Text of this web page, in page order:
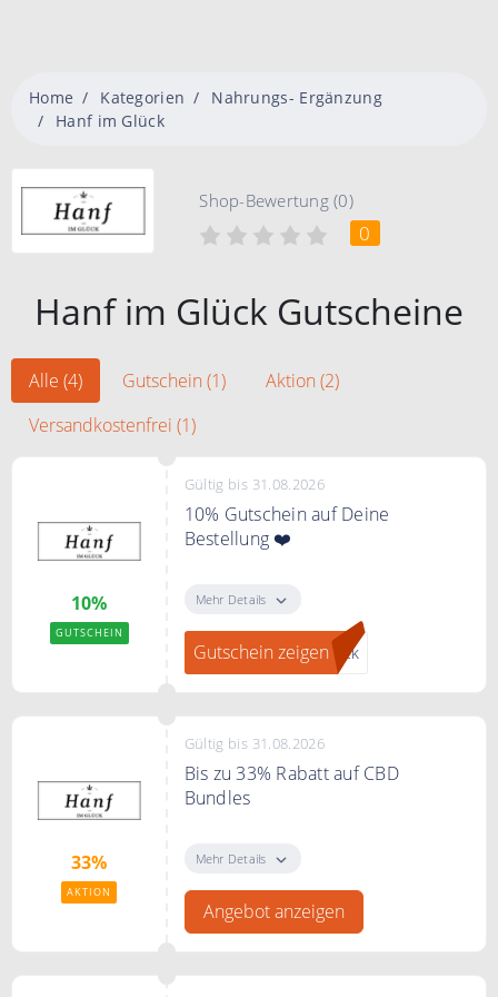
Home Kategorien
Nahrungs- Ergänzung
Hanf im Glück
Shop-Bewertung (0)
0
Hanf im Glück Gutscheine
Alle (4) Gutschein (1)
Aktion (2)
Versandkostenfrei (1)
10%
GUTSCHEIN
Gültig bis 31.08.2026
10% Gutschein auf Deine
Bestellung ❤️
Glück Newsletter an und erhalte
einen 10% Rabatt auf Deine erste
Bestellung.
Mehr Details
Gutschein zeigen ück
33%
AKTION
Gültig bis 31.08.2026
Bis zu 33% Rabatt auf CBD
Bundles
Bundles.
Mehr Details
Angebot anzeigen